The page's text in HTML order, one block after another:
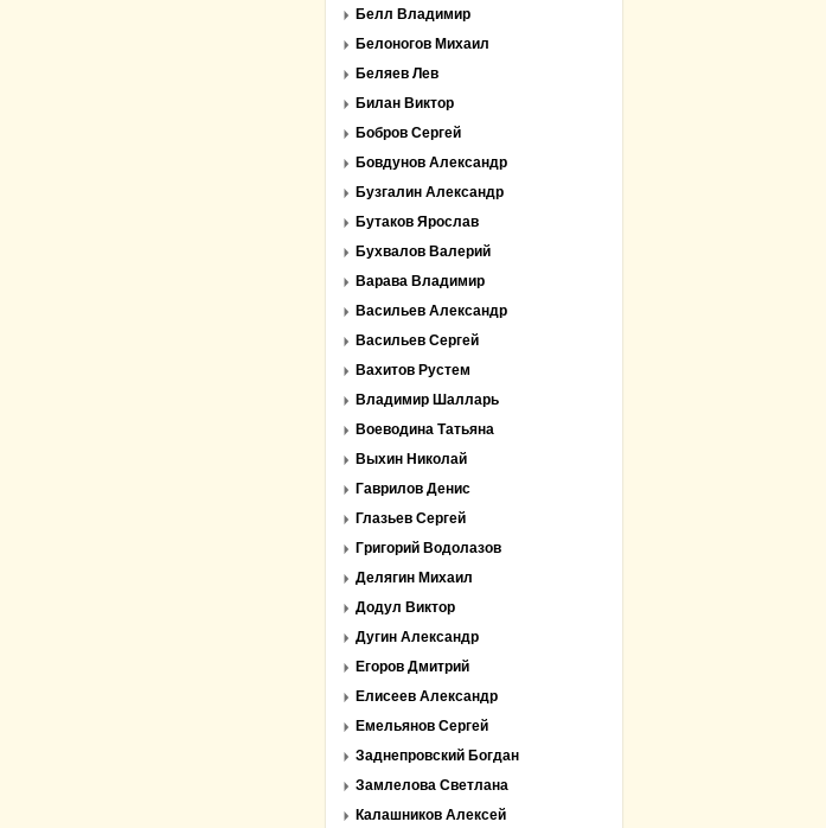
Белл Владимир
Белоногов Михаил
Беляев Лев
Билан Виктор
Бобров Сергей
Бовдунов Александр
Бузгалин Александр
Бутаков Ярослав
Бухвалов Валерий
Варава Владимир
Васильев Александр
Васильев Сергей
Вахитов Рустем
Владимир Шалларь
Воеводина Татьяна
Выхин Николай
Гаврилов Денис
Глазьев Сергей
Григорий Водолазов
Делягин Михаил
Додул Виктор
Дугин Александр
Егоров Дмитрий
Елисеев Александр
Емельянов Сергей
Заднепровский Богдан
Замлелова Светлана
Калашников Алексей